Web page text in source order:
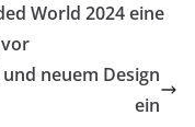
World 2024 eine
neuem Design
ein